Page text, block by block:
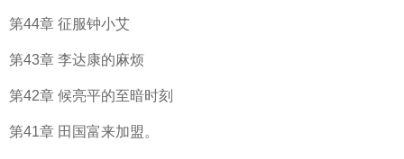
第44章 征服钟小艾
第43章 李达康的麻烦
第42章 候亮平的至暗时刻
第41章 田国富来加盟。